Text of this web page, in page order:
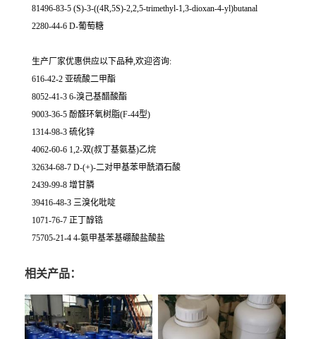
81496-83-5 (S)-3-((4R,5S)-2,2,5-trimethyl-1,3-dioxan-4-yl)butanal
2280-44-6 D-葡萄糖
生产厂家优惠供应以下品种,欢迎咨询:
616-42-2 亚硫酸二甲酯
8052-41-3 6-溴己基醋酸酯
9003-36-5 酚醛环氧树脂(F-44型)
1314-98-3 硫化锌
4062-60-6 1,2-双(叔丁基氨基)乙烷
32634-68-7 D-(+)-二对甲基苯甲酰酒石酸
2439-99-8 增甘膦
39416-48-3 三溴化吡啶
1071-76-7 正丁醇锆
75705-21-4 4-氨甲基苯基硼酸盐酸盐
相关产品：